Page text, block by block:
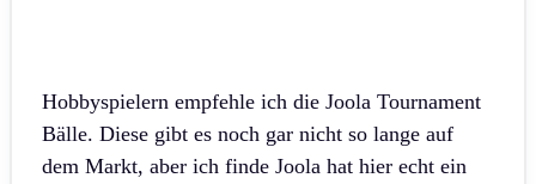
Hobbyspielern empfehle ich die Joola Tournament
Bälle. Diese gibt es noch gar nicht so lange auf
dem Markt, aber ich finde Joola hat hier echt ein